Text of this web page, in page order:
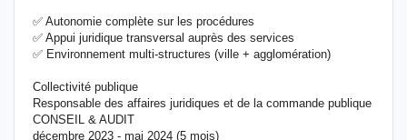
✅ Autonomie complète sur les procédures
✅ Appui juridique transversal auprès des services
✅ Environnement multi-structures (ville + agglomération)
Collectivité publique
Responsable des affaires juridiques et de la commande publique
CONSEIL & AUDIT
décembre 2023 - mai 2024 (5 mois)